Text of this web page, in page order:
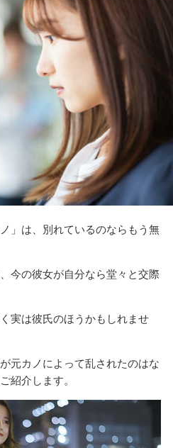
」は、別れているのならもう無
今の彼女が自分なら堂々と交際
実は彼氏のほうかもしれませ
元カノによって乱されたのはな
紹介します。